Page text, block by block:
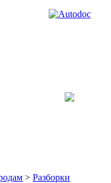
> Разборки